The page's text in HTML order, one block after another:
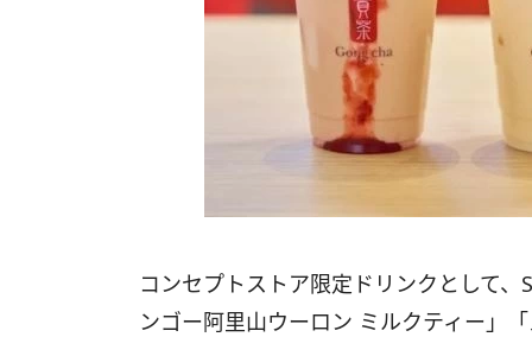
コンセプトストア限定ドリンクとして
ンゴー阿里山ウーロン ミルクティー」